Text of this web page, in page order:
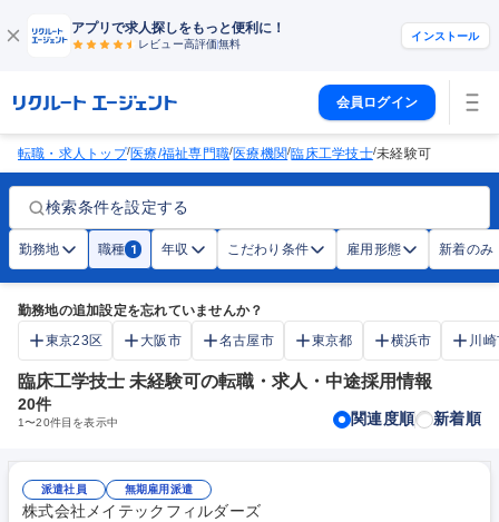
アプリで求人探しをもっと便利に！
レビュー高評価無料
インストール
会員ログイン
転職・求人トップ/医療/福祉専門職/医療機関/臨床工学技士/未経験可
検索条件を設定する
勤務地 職種 1 年収 こだわり条件 雇用形態 新着のみ
勤務地の追加設定を忘れていませんか？
東京23区
大阪市 名古屋市 東京都 横浜市 川
臨床工学技士 未経験可の転職・求人・中途採用情報
20件
1〜20件目を表示中 関連度順 新着順
派遣社員 無期雇用派遣
株式会社メイテックフィルダーズ